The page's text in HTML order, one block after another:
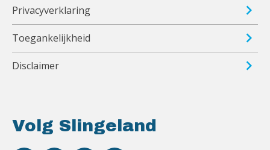
Volg Slingeland
Privacyverklaring
Toegankelijkheid
Disclaimer